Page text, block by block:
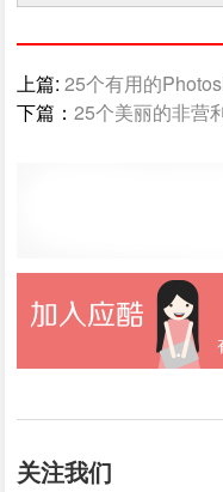
上篇:25个有用的
下篇：25个美丽的非营
关注我们